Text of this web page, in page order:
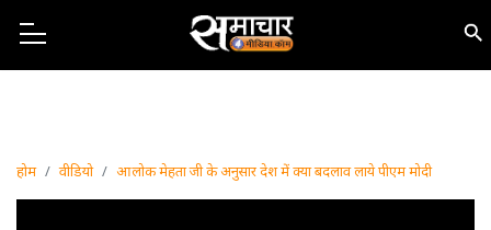
होम वीडियो आलोक मेहता जी के अनुसार देश में क्या बदलाव लाये पीएम मोदी